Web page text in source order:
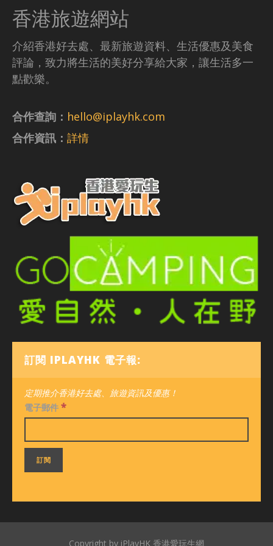
香港旅遊網站
介紹香港好去處、最新旅遊資料、生活優惠及美食
評論，致力將生活的美好分享給大家，讓生活多一
點歡樂。
合作查詢： hello@iplayhk.com
合作資訊： 詳情
訂閱 IPLAYHK 電子報:
定期推介香港好去處、旅遊資訊及優惠！
電子郵件 *
Copyright by iPlayHK 香港愛玩生網